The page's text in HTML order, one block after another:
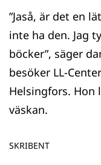
”Jaså, är det en
inte ha den. Jag
böcker”, säger
besöker LL-
Helsingfors. Hon
väskan.
SKRIBENT